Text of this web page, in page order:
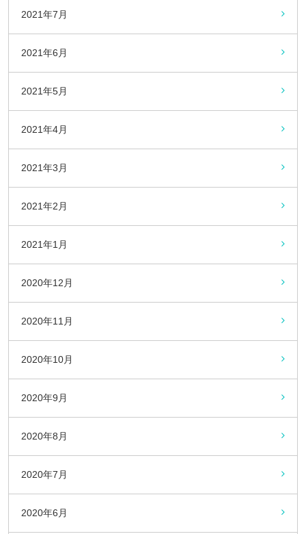
2021年7月
2021年6月
2021年5月
2021年4月
2021年3月
2021年2月
2021年1月
2020年12月
2020年11月
2020年10月
2020年9月
2020年8月
2020年7月
2020年6月